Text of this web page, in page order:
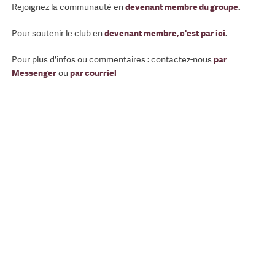
Rejoignez la communauté endevenant membre du groupe.
Pour soutenir le club endevenant membre, c'est par ici.
Pour plus d'infos ou commentaires : contactez-nouspar
Messengerou par courriel